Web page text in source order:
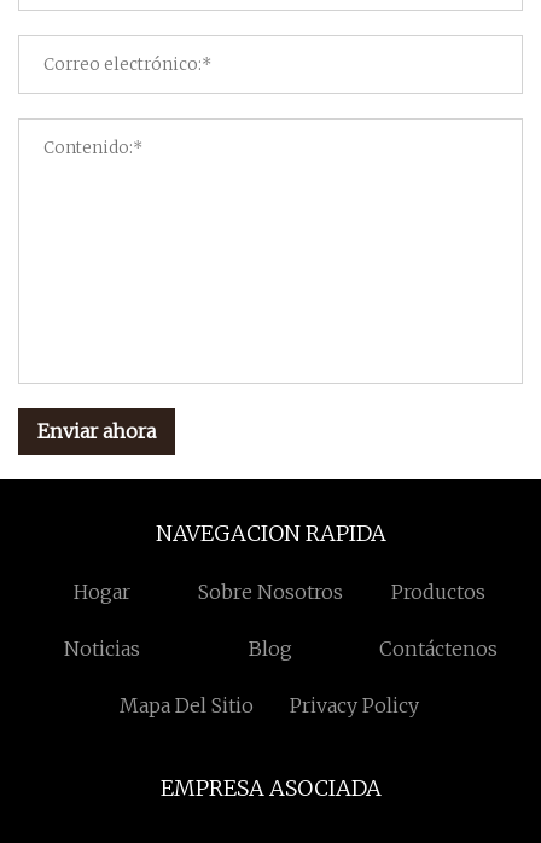
Enviar ahora
NAVEGACION RAPIDA
Hogar Sobre Nosotros Productos
Noticias Blog Contáctenos
Mapa Del Sitio Privacy Policy
EMPRESA ASOCIADA